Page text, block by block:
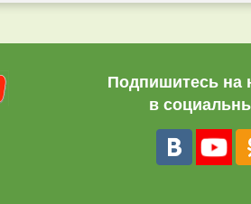
Подпишитесь на
в